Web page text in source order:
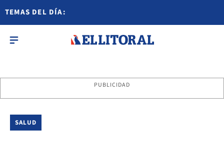
TEMAS DEL DÍA:
PUBLICIDAD
SALUD